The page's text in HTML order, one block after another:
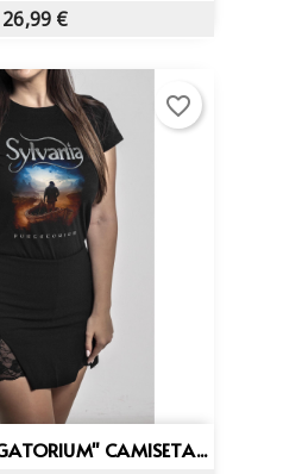
26,99 €
CAMISETA...
favorite_border